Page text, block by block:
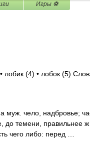
Игры ⚽
(4) • лобок (5)
чело, надбровье;
темени, правильнее ж
чего либо: перед …